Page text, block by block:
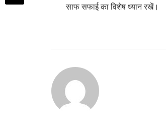
साफ सफाई का विशेष ध्यान रखें।